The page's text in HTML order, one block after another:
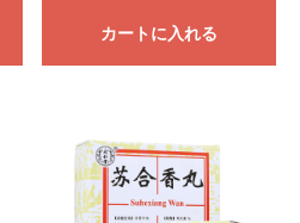
カートに入れる